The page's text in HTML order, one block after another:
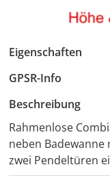
Eigenschaften
GPSR-Info
Beschreibung
Rahmenlose
neben
zwei Pendeltüren